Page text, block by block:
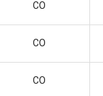
CO
CO
CO